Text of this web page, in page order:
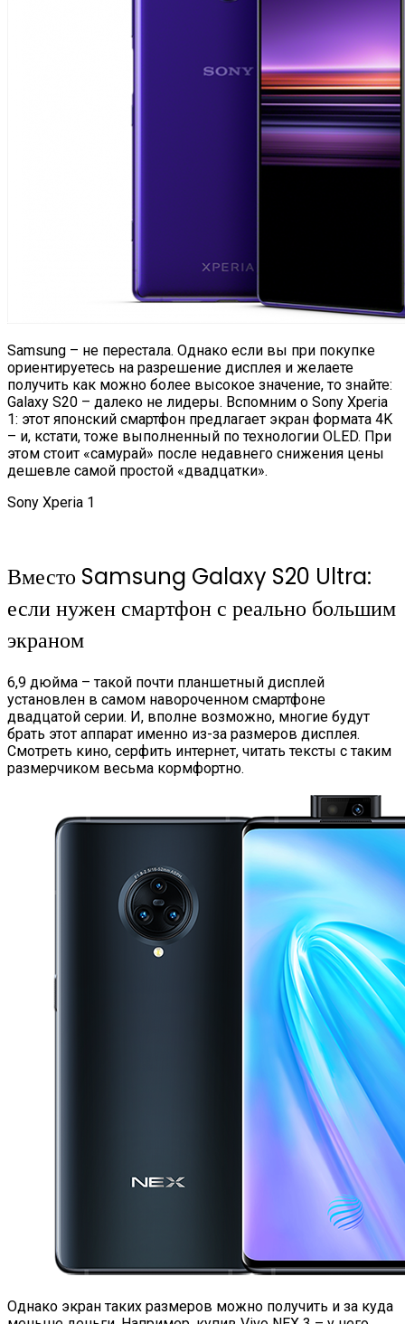
Samsung – не перестала. Однако если вы при покупке
ориентируетесь на разрешение дисплея и желаете
получить как можно более высокое значение, то знайте:
Galaxy S20 – далеко не лидеры. Вспомним о Sony Xperia
1: этот японский смартфон предлагает экран формата 4K
– и, кстати, тоже выполненный по технологии OLED. При
этом стоит «самурай» после недавнего снижения цены
дешевле самой простой «двадцатки».
Sony Xperia 1
Вместо Samsung Galaxy S20 Ultra:
если нужен смартфон с реально большим
экраном
6,9 дюйма – такой почти планшетный дисплей
установлен в самом навороченном смартфоне
двадцатой серии. И, вполне возможно, многие будут
брать этот аппарат именно из-за размеров дисплея.
Смотреть кино, серфить интернет, читать тексты с таким
размерчиком весьма кормфортно.
Однако экран таких размеров можно получить и за куда